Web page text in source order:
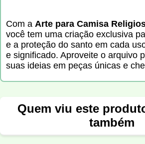
Com a Arte para Camisa
você tem uma criação exclusiva
e a proteção do santo em cada
e significado. Aproveite o arquivo
suas ideias em peças únicas e
Quem viu este
também